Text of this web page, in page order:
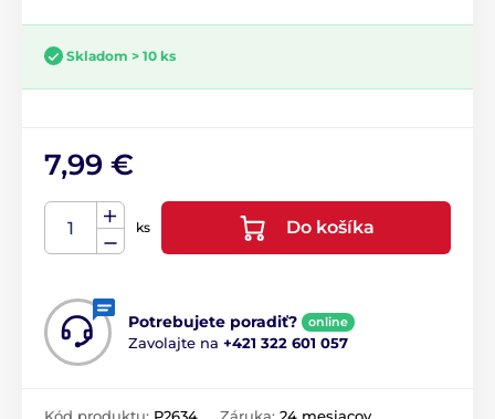
Skladom > 10 ks
7,99 €
ks Do košíka
Potrebujete poradiť? online
Zavolajte na +421 322 601 057